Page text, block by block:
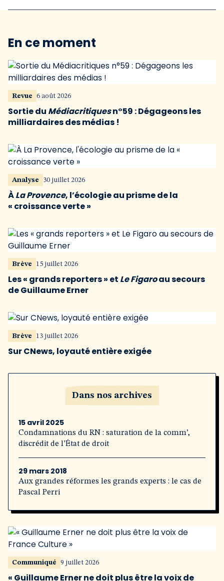
En ce moment
Revue 6 août 2026
Sortie du Médiacritiquesn°59 : Dégageons les
milliardaires des médias !
Analyse 30 juillet 2026
ÀLa Provence, l’écologie au prisme de la
« croissance verte »
Brève 15 juillet 2026
Les « grands reporters » et Le Figaroau secours
de Guillaume Erner
Brève 13 juillet 2026
Sur CNews, loyauté entière exigée
Dans nos archives
15 avril 2025
Condamnations du RN : saturation de la comm’,
discrédit de l’État de droit
29 mars 2018
Aux grandes réformes les grands experts : le cas de
Pascal Perri
Communiqué 9 juillet 2026
« Guillaume Erner ne doit plus être la voix de